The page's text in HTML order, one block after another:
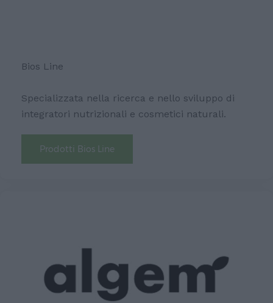
Bios Line
Specializzata nella ricerca e nello sviluppo di
integratori nutrizionali e cosmetici naturali.
Prodotti Bios Line